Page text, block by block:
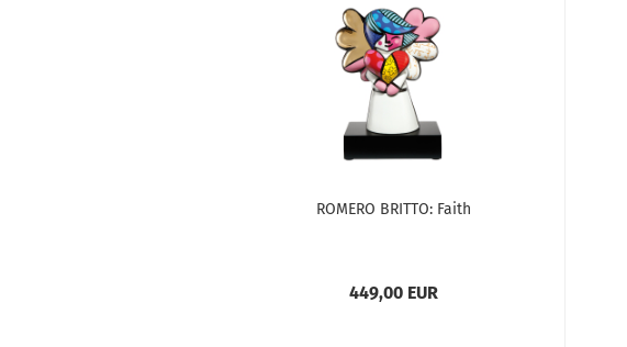
ROMERO BRITTO: Faith
449,00 EUR